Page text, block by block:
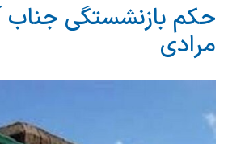
حکم بازنشستگی جناب
مرادی